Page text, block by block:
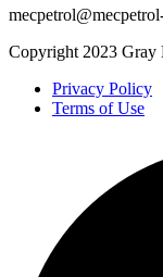
Copyright 2023 Gray
Privacy Policy
Terms of Use